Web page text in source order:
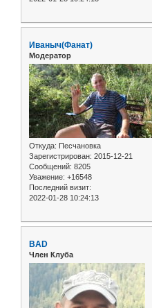
Иваныч(Фанат)
Модератор
Откуда: Песчановка
Зарегистрирован: 2015-12-21
Сообщений: 8205
Уважение: +16548
Последний визит:
2022-01-28 10:24:13
BAD
Член Клуба